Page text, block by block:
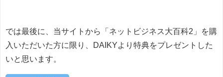
では最後に、当サイトから「ネットビジネス大百科2」を購
入いただいた方に限り、DAIKYより特典をプレゼントした
いと思います。